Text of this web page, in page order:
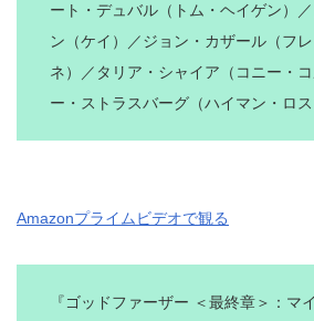
ート・デュバル（トム・ヘイゲン）
ン（ケイ）／ジョン・カザール（フ
ネ）／タリア・シャイア（コニー・
ー・ストラスバーグ（ハイマン・ロス
Amazonプライムビデオで観る
『ゴッドファーザー ＜最終章＞：マ